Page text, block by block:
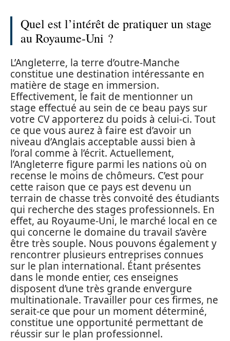
Quel est l’intérêt de pratiquer un stage
au Royaume-Uni ?
L’Angleterre, la terre d’outre-Manche
constitue une destination intéressante en
matière de stage en immersion.
Effectivement, le fait de mentionner un
stage effectué au sein de ce beau pays sur
votre CV apporterez du poids à celui-ci. Tout
ce que vous aurez à faire est d’avoir un
niveau d’Anglais acceptable aussi bien à
l’oral comme à l’écrit. Actuellement,
l’Angleterre figure parmi les nations où on
recense le moins de chômeurs. C’est pour
cette raison que ce pays est devenu un
terrain de chasse très convoité des étudiants
qui recherche des stages professionnels. En
effet, au Royaume-Uni, le marché local en ce
qui concerne le domaine du travail s’avère
être très souple. Nous pouvons également y
rencontrer plusieurs entreprises connues
sur le plan international. Étant présentes
dans le monde entier, ces enseignes
disposent d’une très grande envergure
multinationale. Travailler pour ces firmes, ne
serait-ce que pour un moment déterminé,
constitue une opportunité permettant de
réussir sur le plan professionnel.